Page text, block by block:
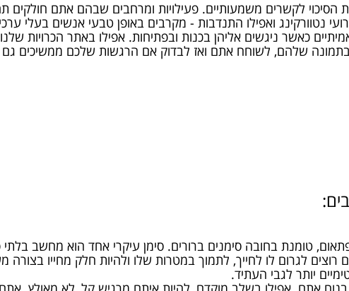
הסיכוי לקשרים משמעותיים. פעילויות ומרחבים שבהם אתם חולקים
נטוורקינג ואפילו התנדבות - מקרבים באופן טבעי אנשים בעלי
כאשר ניגשים אליהן בכנות ובפתיחות. אפילו באתר הכרויות
שלהם, לשוחח אתם ואז לבדוק אם הרגשות שלכם ממשיכים
טומנת בחובה סימנים ברורים. סימן עיקרי אחד הוא מחשב
לגרום לו לחייך, לתמוך במטרות שלו ולהיות חלק מחייו בצורה
יותר לגבי העתיד.